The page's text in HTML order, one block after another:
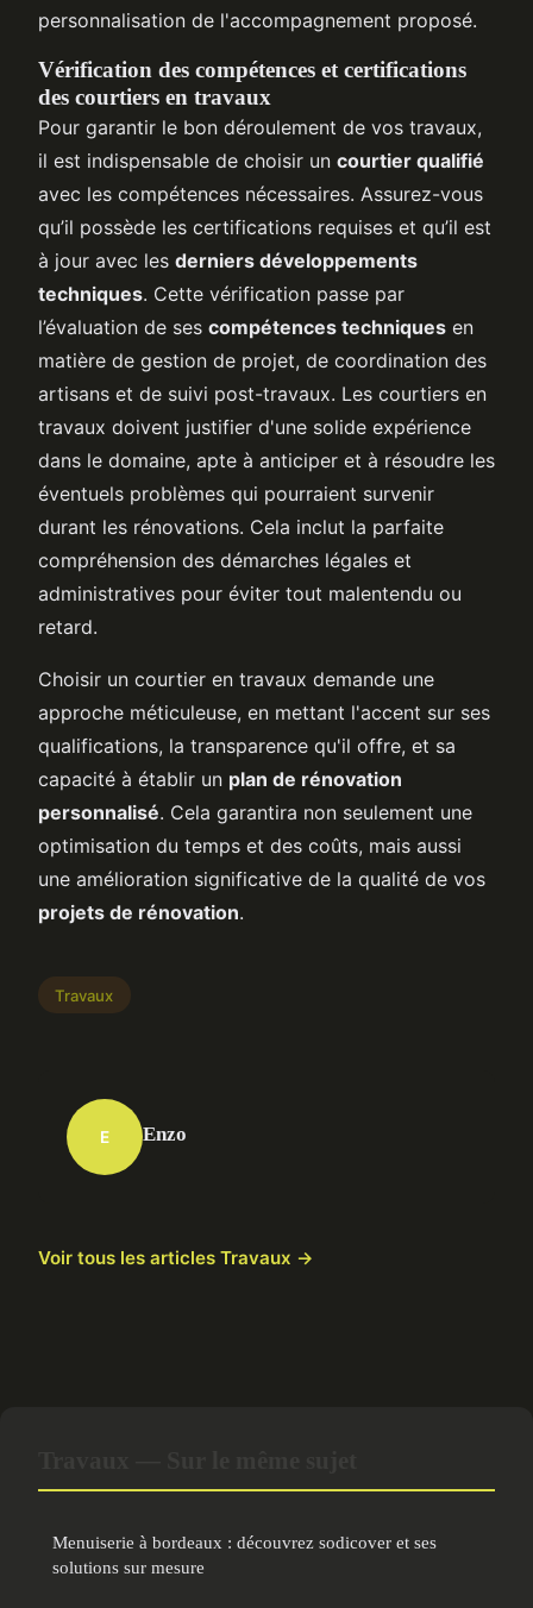
personnalisation de l'accompagnement proposé.
Vérification des compétences et certifications
des courtiers en travaux
Pour garantir le bon déroulement de vos travaux,
il est indispensable de choisir un courtier qualifié
avec les compétences nécessaires. Assurez-vous
qu’il possède les certifications requises et qu’il est
à jour avec les derniers développements
techniques. Cette vérification passe par
l’évaluation de ses compétences techniques en
matière de gestion de projet, de coordination des
artisans et de suivi post-travaux. Les courtiers en
travaux doivent justifier d'une solide expérience
dans le domaine, apte à anticiper et à résoudre les
éventuels problèmes qui pourraient survenir
durant les rénovations. Cela inclut la parfaite
compréhension des démarches légales et
administratives pour éviter tout malentendu ou
retard.
Choisir un courtier en travaux demande une
approche méticuleuse, en mettant l'accent sur ses
qualifications, la transparence qu'il offre, et sa
capacité à établir un plan de rénovation
personnalisé. Cela garantira non seulement une
optimisation du temps et des coûts, mais aussi
une amélioration significative de la qualité de vos
projets de rénovation.
Travaux
E Enzo
Voir tous les articles Travaux →
Menuiserie à bordeaux : découvrez sodicover et ses
solutions sur mesure